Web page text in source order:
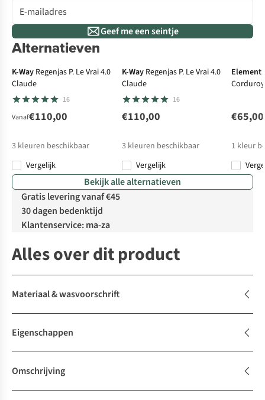
Geef me een seintje
Alternatieven
K-Way Regenjas P. Le Vrai 4.0
Claude
16
Vanaf€110,00
3 kleuren beschikbaar
Vergelijk
K-Way Regenjas P. Le Vrai 4.0
Claude
16
€110,00
3 kleuren beschikbaar
Vergelijk
Element
€65,00
1 kleur
Bekijk alle alternatieven
Gratis levering vanaf €45
30 dagen bedenktijd
Klantenservice: ma-za
Alles over dit product
Materiaal & wasvoorschrift
Eigenschappen
Omschrijving